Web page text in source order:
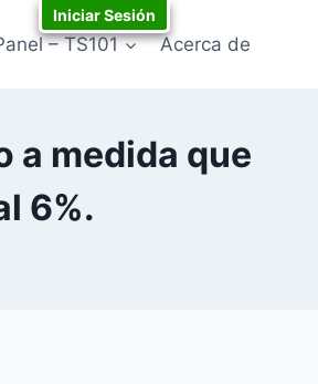
– TS101 Acerca de
a medida que
6%.
Iniciar Sesión